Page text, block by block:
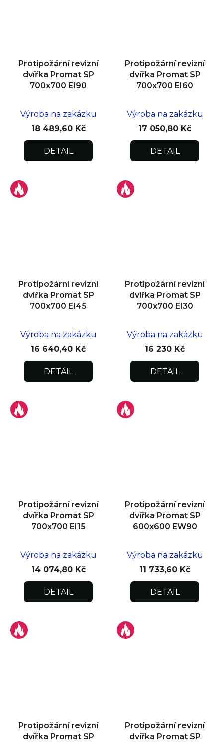
Protipožární revizní
dvířka Promat SP
700x700 EI90
Výroba na zakázku
18 489,60 Kč
DETAIL
Protipožární revizní
dvířka Promat SP
700x700 EI60
Výroba na zakázku
17 050,80 Kč
DETAIL
Protipožární revizní
dvířka Promat SP
700x700 EI45
Výroba na zakázku
16 640,40 Kč
DETAIL
Protipožární revizní
dvířka Promat SP
700x700 EI30
Výroba na zakázku
16 230 Kč
DETAIL
Protipožární revizní
dvířka Promat SP
700x700 EI15
Výroba na zakázku
14 074,80 Kč
DETAIL
Protipožární revizní
dvířka Promat SP
600x600 EW90
Výroba na zakázku
11 733,60 Kč
DETAIL
Protipožární revizní
dvířka Promat SP
Protipožární revizní
dvířka Promat SP